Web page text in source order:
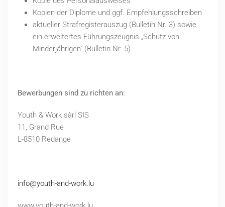
Kopien der Diplome und ggf. Empfehlungsschreiben
aktueller Strafregisterauszug (Bulletin Nr. 3) sowie
ein erweitertes Führungszeugnis „Schutz von
Minderjährigen“ (Bulletin Nr. 5)
Bewerbungen sind zu richten an:
Youth & Work sàrl SIS
11, Grand Rue
L-8510 Redange
info@youth-and-work.lu